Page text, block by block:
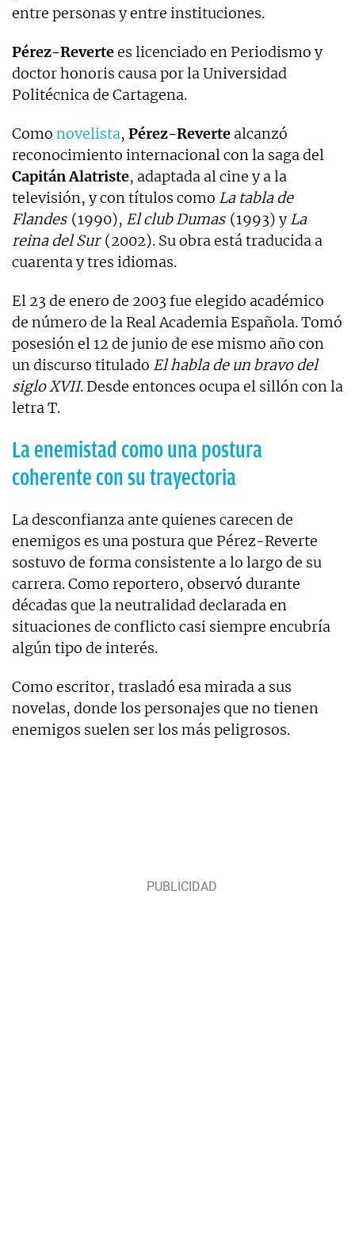
entre personas y entre instituciones.
Pérez-Revertees licenciado en Periodismo y
doctor honoris causa por la Universidad
Politécnica de Cartagena.
Como novelista, Pérez-Reverte alcanzó
reconocimiento internacional con la saga del
Capitán Alatriste, adaptada al cine y a la
televisión, y con títulos como La tabla de
Flandes (1990), El club Dumas (1993) yLa
reina del Sur(2002). Su obra está traducida a
cuarenta y tres idiomas.
El 23 de enero de 2003 fue elegido académico
de número de la Real Academia Española. Tomó
posesión el 12 de junio de ese mismo año con
un discurso titulado El habla de un bravo del
siglo XVII. Desde entonces ocupa el sillón con la
letra T.
La enemistad como una postura
coherente con su trayectoria
La desconfianza ante quienes carecen de
enemigos es una postura que Pérez-Reverte
sostuvo de forma consistente a lo largo de su
carrera. Como reportero, observó durante
décadas que la neutralidad declarada en
situaciones de conflicto casi siempre encubría
algún tipo de interés.
Como escritor, trasladó esa mirada a sus
novelas, donde los personajes que no tienen
enemigos suelen ser los más peligrosos.